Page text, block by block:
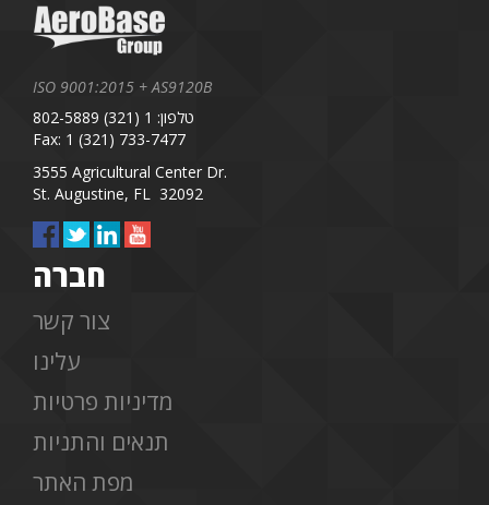
ISO 9001:2015 + AS9120B
טלפון: 1 (321) 802-5889
Fax: 1 (321) 733-7477
3555 Agricultural Center Dr.
St. Augustine, FL 32092
חברה
צור קשר
עלינו
מדיניות פרטיות
תנאים והתניות
מפת האתר